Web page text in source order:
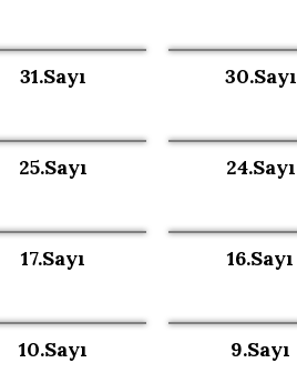
31.Sayı 30.Sayı
25.Sayı 24.Sayı
17.Sayı 16.Sayı
10.Sayı 9.Sayı